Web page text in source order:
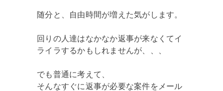
随分と、自由時間が増えた気がします。
回りの人達はなかなか返事が来なくてイ
ライラするかもしれませんが、、、
でも普通に考えて、
そんなすぐに返事が必要な案件をメール